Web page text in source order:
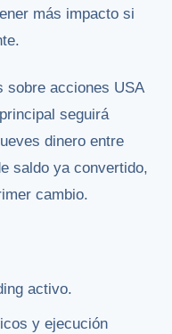
más impacto si
sobre acciones USA
seguirá
dinero entre
saldo ya convertido,
cambio.
activo.
y ejecución